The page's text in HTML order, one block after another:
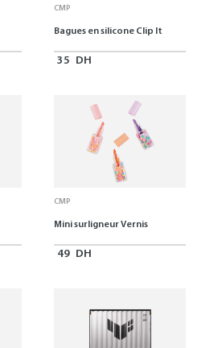
CMP
Bagues en silicone Clip It
35 DH
CMP
Mini surligneur Vernis
49 DH